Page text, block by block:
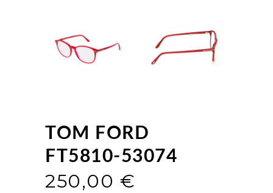
TOM FORD
FT5810-53074
250,00 €